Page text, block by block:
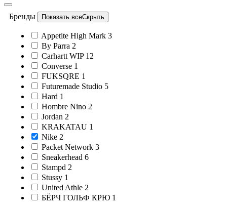
Бренды Показать всеСкрыть
Appetite High Mark 3
By Parra 2
Carhartt WIP 12
Converse 1
FUKSQRE 1
Futuremade Studio 5
Hard 1
Hombre Nino 2
Jordan 2
KRAKATAU 1
Nike 2
Packet Network 3
Sneakerhead 6
Stampd 2
Stussy 1
United Athle 2
БЁРЧ ГОЛЬФ КРЮ 1